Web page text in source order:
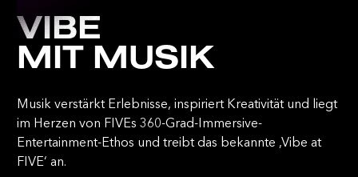
VIBE
MIT MUSIK
Musik verstärkt Erlebnisse, inspiriert Kreativität und liegt
im Herzen von FIVEs 360-Grad-Immersive-
Entertainment-Ethos und treibt das bekannte ‚Vibe at
FIVE‘ an.